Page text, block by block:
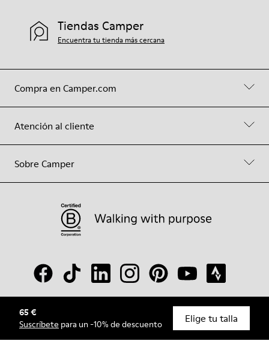
65 €
Suscríbete para un -10% de descuento Elige tu talla
Compra en Camper.com
Atención al cliente
Sobre Camper
Tiendas Camper
Encuentra tu tienda más cercana
© Camper, 2026